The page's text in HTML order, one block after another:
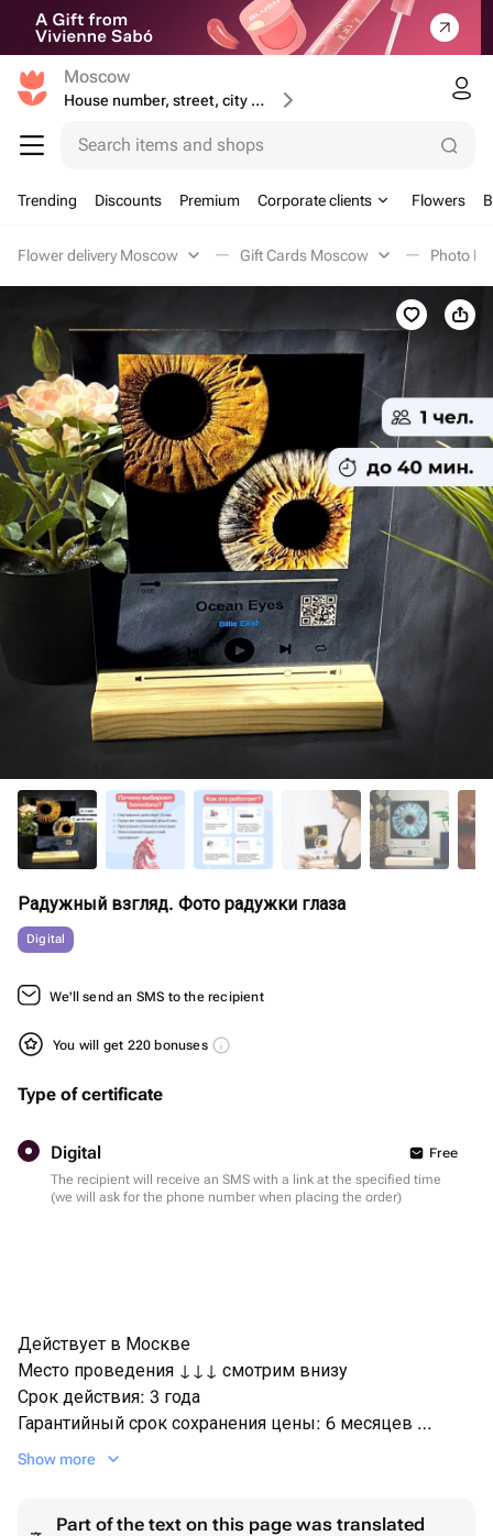
Moscow
House number, street, city or postcode
Search items and shops
Trending Discounts Premium Corporate clients Flowers
Flower delivery Moscow Gift Cards Moscow Photo
Радужный взгляд. Фото радужки глаза
Digital
We'll send an SMS to the recipient
You will get 220 bonuses
Type of certificate
Digital
Free
The recipient will receive an SMS with a link at the specified time
(we will ask for the phone number when placing the order)
Действует в Москве
Место проведения ↓↓↓ смотрим внизу
Срок действия: 3 года
Гарантийный срок сохранения цены: 6 месяцев
Бренд: bonodono | Россия | подарки и впечатления
Доставка через СМС
Show more
Part of the text on this page was translated